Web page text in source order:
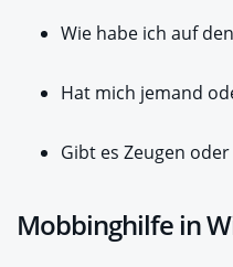
Wie habe ich auf
Hat mich jemand
Gibt es Zeugen oder
Mobbinghilfe in